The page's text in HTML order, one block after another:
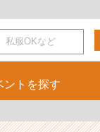
ント を探す